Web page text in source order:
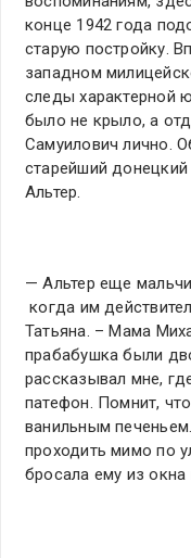
конце 1942 года
старую постройку.
западном
следы характерной
было не крыло, а
Самуилович лично.
старейший
Альтер.
— Альтер еще
когда им
Татьяна. – Мама
прабабушка были
рассказывал мне,
патефон. Помнит,
ванильным
проходить мимо по
бросала ему из окна